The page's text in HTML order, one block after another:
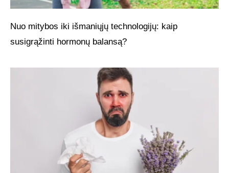
Nuo mitybos iki išmaniųjų technologijų: kaip
susigrąžinti hormonų balansą?